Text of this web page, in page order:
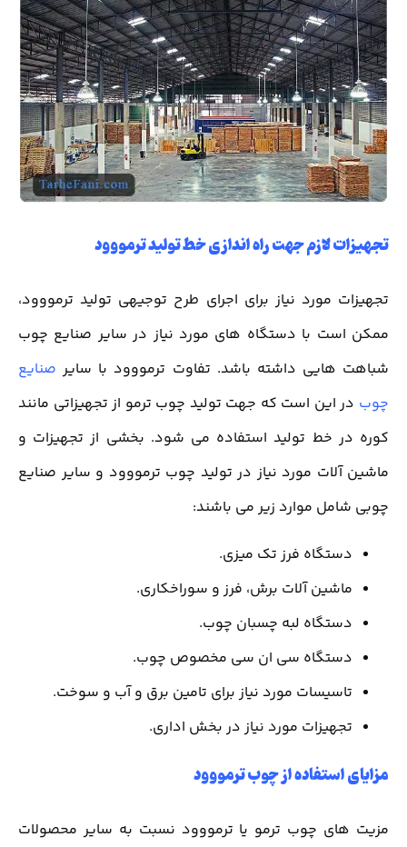
تجهیزات لازم جهت راه اندازی خط تولید ترمووود
تجهیزات مورد نیاز برای اجرای طرح توجیهی تولید ترمووود،
ممکن است با دستگاه های مورد نیاز در سایر صنایع چوب
شباهت هایی داشته باشد. تفاوت ترمووود با سایر صنایع
چوب در این است که جهت تولید چوب ترمو از تجهیزاتی مانند
کوره در خط تولید استفاده می شود. بخشی از تجهیزات و
ماشین آلات مورد نیاز در تولید چوب ترمووود و سایر صنایع
چوبی شامل موارد زیر می باشند:
دستگاه فرز تک میزی.
ماشین آلات برش، فرز و سوراخکاری.
دستگاه لبه چسبان چوب.
دستگاه سی ان سی مخصوص چوب.
تاسیسات مورد نیاز برای تامین برق و آب و سوخت.
تجهیزات مورد نیاز در بخش اداری.
مزایای استفاده از چوب ترمووود
مزیت های چوب ترمو یا ترمووود نسبت به سایر محصولات